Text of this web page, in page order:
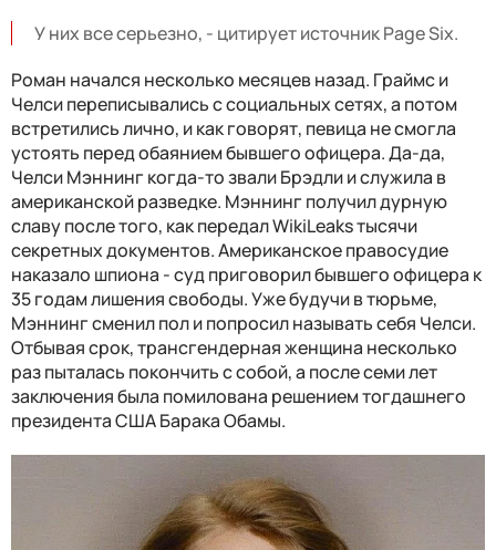
У них все серьезно, - цитирует источник Page Six.
Роман начался несколько месяцев назад. Граймс и
Челси переписывались с социальных сетях, а потом
встретились лично, и как говорят, певица не смогла
устоять перед обаянием бывшего офицера. Да-да,
Челси Мэннинг когда-то звали Брэдли и служила в
американской разведке. Мэннинг получил дурную
славу после того, как передал WikiLeaks тысячи
секретных документов. Американское правосудие
наказало шпиона - суд приговорил бывшего офицера к
35 годам лишения свободы. Уже будучи в тюрьме,
Мэннинг сменил пол и попросил называть себя Челси.
Отбывая срок, трансгендерная женщина несколько
раз пыталась покончить с собой, а после семи лет
заключения была помилована решением тогдашнего
президента США Барака Обамы.